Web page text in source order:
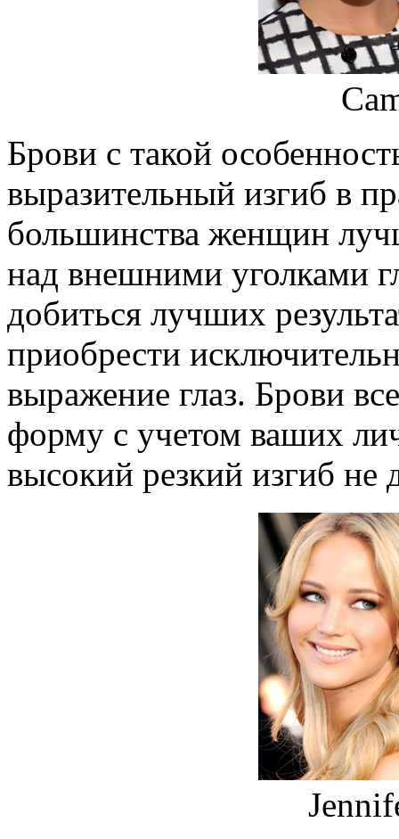
Брови с такой
выразительный изгиб в
большинства женщин
над внешними уголками
добиться лучших
приобрести
выражение глаз. Брови
форму с учетом ваших
высокий резкий изгиб не